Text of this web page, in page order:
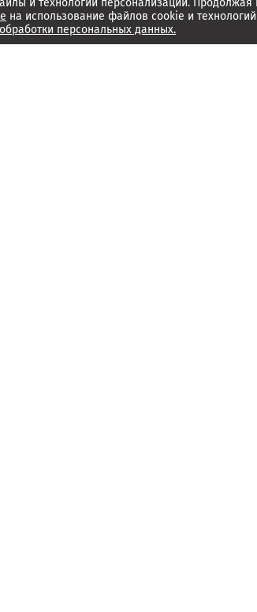
и технологии персонализации. Продолжая
на использование файлов cookie и
персональных данных.